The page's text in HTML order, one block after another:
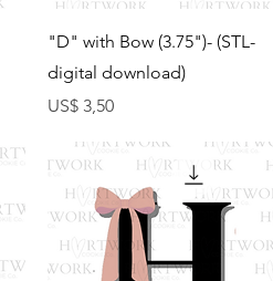
Visualização rápida
"D" with Bow (3.75")- (STL-
digital download)
Preço
US$ 3,50